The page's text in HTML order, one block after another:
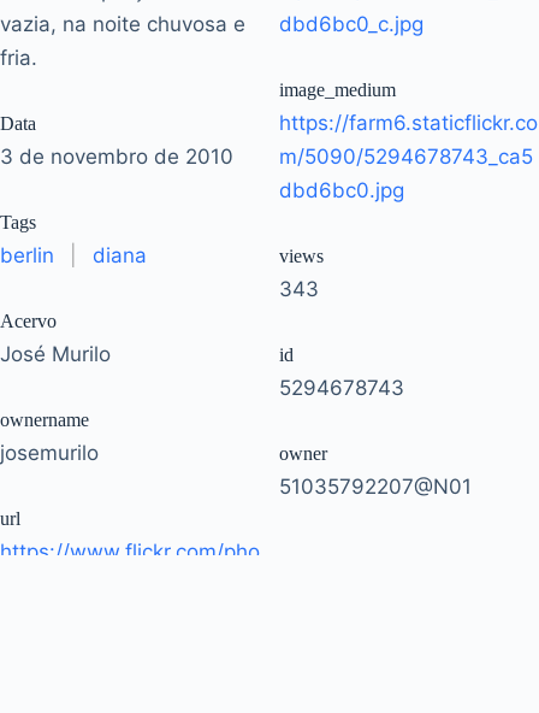
vazia, na noite chuvosa e
fria.
Data
3 de novembro de 2010
Tags
berlin diana
Acervo
José Murilo
ownername
josemurilo
url
https://www.flickr.com/pho
dbd6bc0_c.jpg
image_medium
https://farm6.staticflickr.co
m/5090/5294678743_ca5
dbd6bc0.jpg
views
343
id
5294678743
owner
51035792207@N01